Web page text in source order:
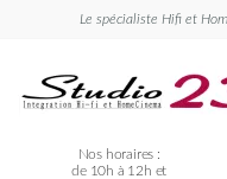
Le spécialiste Hifi et
Nos horaires :
de 10h à 12h et